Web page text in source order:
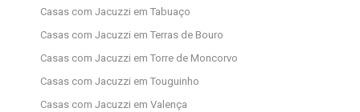
Casas com Jacuzzi em Tabuaço
Casas com Jacuzzi em Terras de Bouro
Casas com Jacuzzi em Torre de Moncorvo
Casas com Jacuzzi em Touguinho
Casas com Jacuzzi em Valença